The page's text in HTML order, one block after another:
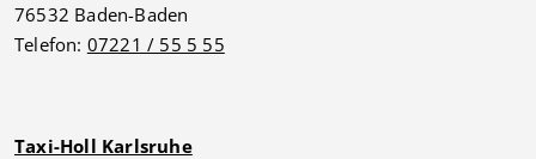
76532 Baden-Baden
Telefon: 07221 / 55 5 55
Taxi-Holl Karlsruhe